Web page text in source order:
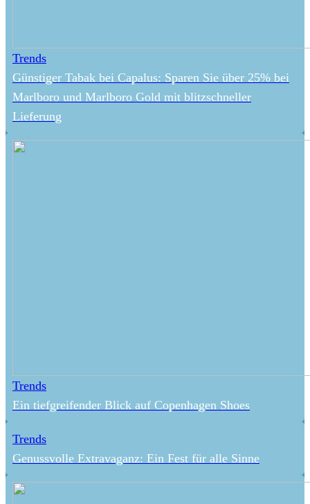
Trends
Günstiger Tabak bei Capalus: Sparen Sie über 25% bei
Marlboro und Marlboro Gold mit blitzschneller
Lieferung
Trends
Ein tiefgreifender Blick auf Copenhagen Shoes
Trends
Genussvolle Extravaganz: Ein Fest für alle Sinne